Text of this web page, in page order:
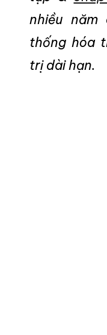
nhiều năm
thống hóa
trị dài hạn.